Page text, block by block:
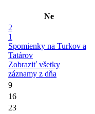
Ne
2
1
Spomienky na Turkov a
Tatárov
Zobraziť všetky
záznamy z dňa
9
16
23